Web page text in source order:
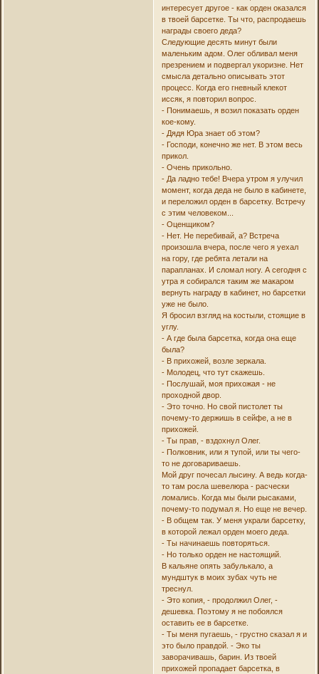
интересует другое - как орден оказался
в твоей барсетке. Ты что, распродаешь
награды своего деда?
Следующие десять минут были
маленьким адом. Олег обливал меня
презрением и подвергал укоризне. Нет
смысла детально описывать этот
процесс. Когда его гневный клекот
иссяк, я повторил вопрос.
- Понимаешь, я возил показать орден
кое-кому.
- Дядя Юра знает об этом?
- Господи, конечно же нет. В этом весь
прикол.
- Очень прикольно.
- Да ладно тебе! Вчера утром я улучил
момент, когда деда не было в кабинете,
и переложил орден в барсетку. Встречу
с этим человеком...
- Оценщиком?
- Нет. Не перебивай, а? Встреча
произошла вчера, после чего я уехал
на гору, где ребята летали на
парапланах. И сломал ногу. А сегодня с
утра я собирался таким же макаром
вернуть награду в кабинет, но барсетки
уже не было.
Я бросил взгляд на костыли, стоящие в
углу.
- А где была барсетка, когда она еще
была?
- В прихожей, возле зеркала.
- Молодец, что тут скажешь.
- Послушай, моя прихожая - не
проходной двор.
- Это точно. Но свой пистолет ты
почему-то держишь в сейфе, а не в
прихожей.
- Ты прав, - вздохнул Олег.
- Полковник, или я тупой, или ты чего-
то не договариваешь.
Мой друг почесал лысину. А ведь когда-
то там росла шевелюра - расчески
ломались. Когда мы были рысаками,
почему-то подумал я. Но еще не вечер.
- В общем так. У меня украли барсетку,
в которой лежал орден моего деда.
- Ты начинаешь повторяться.
- Но только орден не настоящий.
В кальяне опять забулькало, а
мундштук в моих зубах чуть не
треснул.
- Это копия, - продолжил Олег, -
дешевка. Поэтому я не побоялся
оставить ее в барсетке.
- Ты меня пугаешь, - грустно сказал я и
это было правдой. - Эко ты
заворачивашь, барин. Из твоей
прихожей пропадает барсетка, в